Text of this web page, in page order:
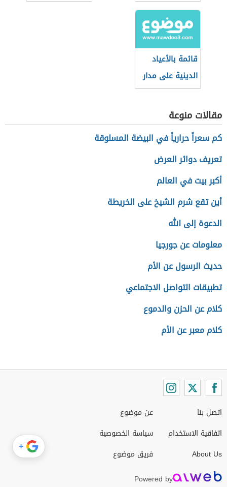
قائمة بالأعياد
الدينية على مدار
العام
مقالات منوعة
كم سعراً حرارياً في البيضة المسلوقة
تعريف دوائر العرض
أكبر بيت في العالم
أين تقع شرم الشيخ على الخريطة
الدعوة إلى الله
معلومات عن جورجيا
حديث الرسول عن الأم
تطبيقات التواصل الاجتماعي
كلام عن الحزن والدموع
كلام معبر عن الأم
اتصل بنا
اتفاقية الاستخدام
About Us
عن موضوع
سياسة الخصوصية
فريق موضوع
Powered by
+